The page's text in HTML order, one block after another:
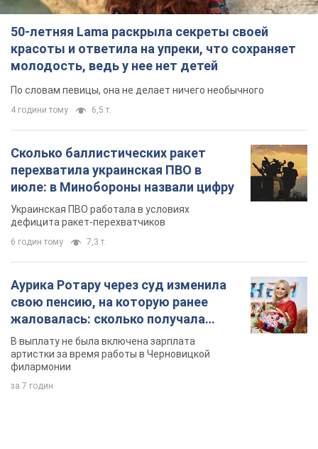
50-летняя Lama раскрыла секреты своей
красоты и ответила на упреки, что сохраняет
молодость, ведь у нее нет детей
По словам певицы, она не делает ничего необычного
4 години тому 6,5 т.
Сколько баллистических ракет
перехватила украинская ПВО в
июле: в Минобороны назвали цифру
Украинская ПВО работала в условиях
дефицита ракет-перехватчиков
6 годин тому 7,3 т.
Аурика Ротару через суд изменила
свою пенсию, на которую ранее
жаловалась: сколько получала
певица
В выплату не была включена зарплата
артистки за время работы в Черновицкой
филармонии
за 7 годин